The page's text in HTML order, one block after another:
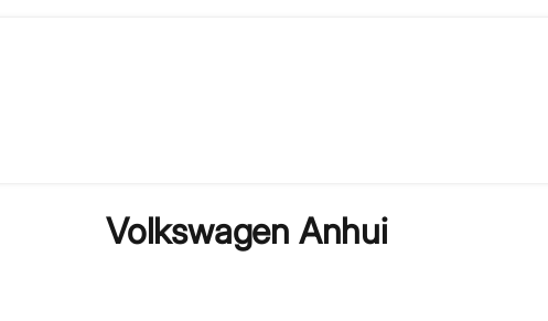
Volkswagen Anhui